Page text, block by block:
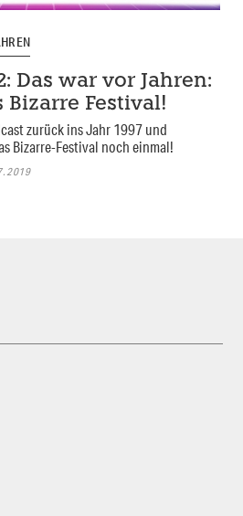
Das war vor Jahren:
Bizarre Festival!
zurück ins Jahr 1997 und
Bizarre-Festival noch einmal!